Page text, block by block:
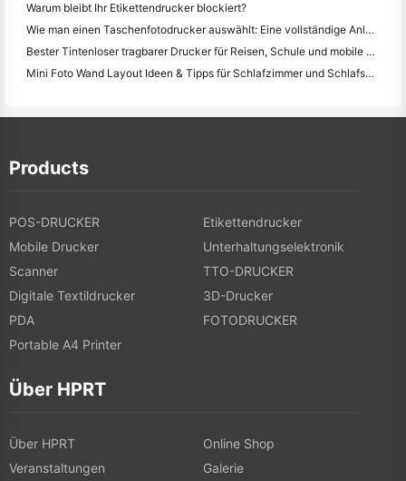
Warum bleibt Ihr Etikettendrucker blockiert?
Wie man einen Taschenfotodrucker auswählt: Eine vollständige Anleitung für Journalisten, Reisende und iPhone-Benutzer
Bester Tintenloser tragbarer Drucker für Reisen, Schule und mobile Arbeit: Hanin MT620 Pro Review
Mini Foto Wand Layout Ideen & Tipps für Schlafzimmer und Schlafsaal Dekoration
Products
POS-DRUCKER
Etikettendrucker
Mobile Drucker
Unterhaltungselektronik
Scanner
TTO-DRUCKER
Digitale Textildrucker
3D-Drucker
PDA
FOTODRUCKER
Portable A4 Printer
Über HPRT
Über HPRT
Online Shop
Veranstaltungen
Galerie